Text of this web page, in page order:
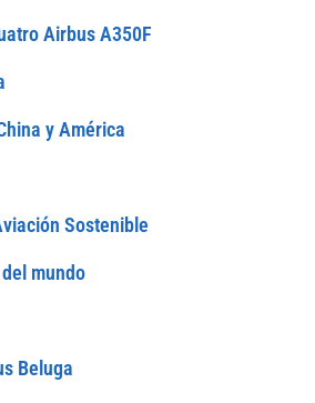
Airbus A350F
y América
Sostenible
mundo
Beluga